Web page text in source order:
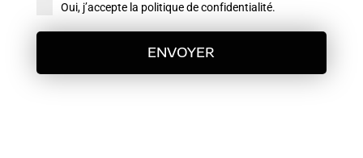
Oui, j’accepte la politique de confidentialité.
ENVOYER